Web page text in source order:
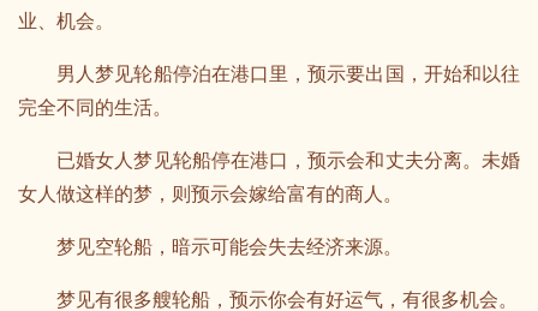
业、机会。
男人梦见轮船停泊在港口里，预示要出国，开始和以往
完全不同的生活。
已婚女人梦见轮船停在港口，预示会和丈夫分离。未婚
女人做这样的梦，则预示会嫁给富有的商人。
梦见空轮船，暗示可能会失去经济来源。
梦见有很多艘轮船，预示你会有好运气，有很多机会。